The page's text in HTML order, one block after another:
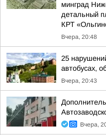
минград
детальный
КРТ
Вчера, 20:48
25
автобусах,
Вчера, 20:43
Вчера,